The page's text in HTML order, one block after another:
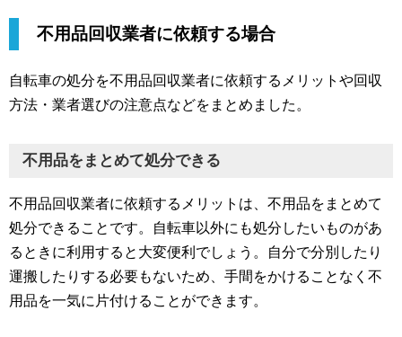
不用品回収業者に依頼する場合
自転車の処分を不用品回収業者に依頼するメリットや回収
方法・業者選びの注意点などをまとめました。
不用品をまとめて処分できる
不用品回収業者に依頼するメリットは、不用品をまとめて
処分できることです。自転車以外にも処分したいものがあ
るときに利用すると大変便利でしょう。自分で分別したり
運搬したりする必要もないため、手間をかけることなく不
用品を一気に片付けることができます。